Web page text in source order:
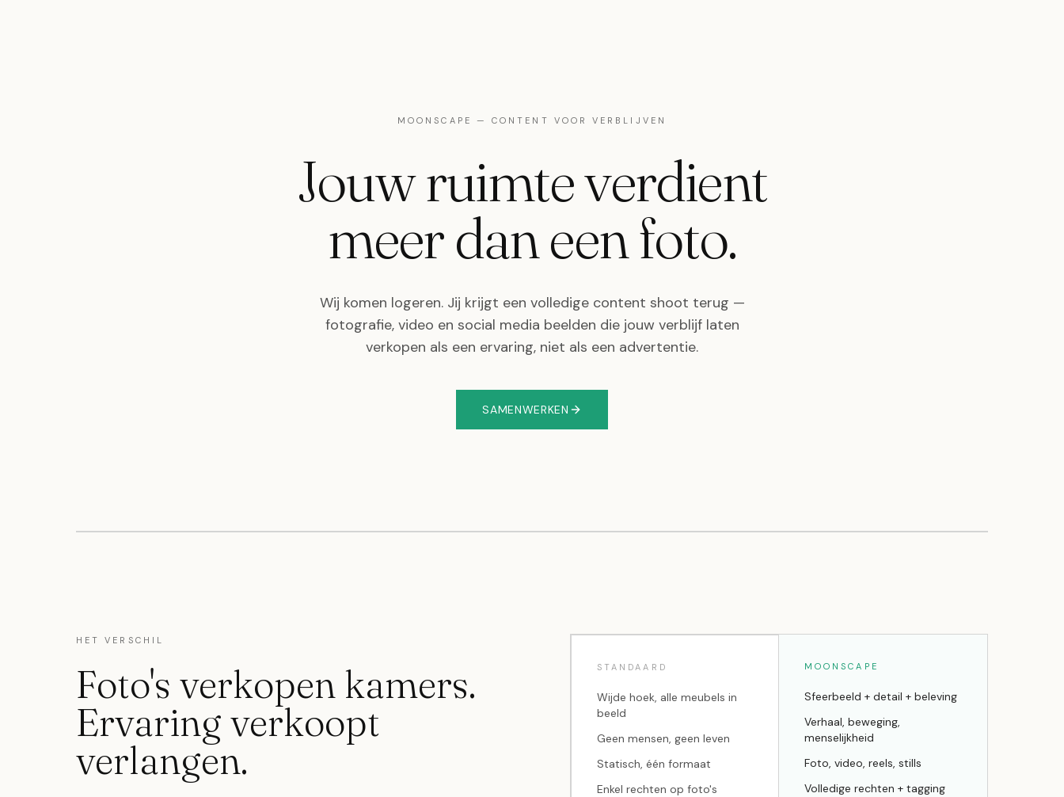
MOONSCAPE — CONTENT VOOR VERBLIJVEN
Jouw ruimte verdient
meer dan een foto.
Wij komen logeren. Jij krijgt een volledige content shoot terug —
fotografie, video en social media beelden die jouw verblijf laten
verkopen als een ervaring, niet als een advertentie.
SAMENWERKEN
HET VERSCHIL
Foto's verkopen kamers.
Ervaring verkoopt
verlangen.
STANDAARD
Wijde hoek, alle meubels in
beeld
Geen mensen, geen leven
Statisch, één formaat
Enkel rechten op foto's
MOONSCAPE
Sfeerbeeld + detail + beleving
Verhaal, beweging,
menselijkheid
Foto, video, reels, stills
Volledige rechten + tagging